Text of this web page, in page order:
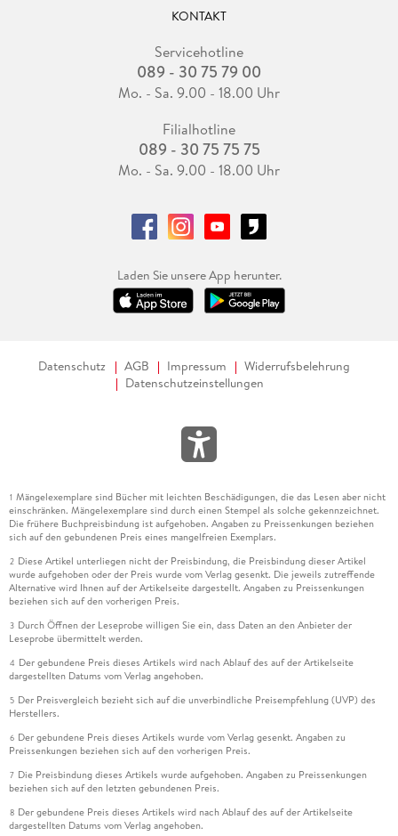
KONTAKT
Servicehotline
089 - 30 75 79 00
Mo. - Sa. 9.00 - 18.00 Uhr
Filialhotline
089 - 30 75 75 75
Mo. - Sa. 9.00 - 18.00 Uhr
Laden Sie unsere App herunter.
Datenschutz AGB Impressum
Widerrufsbelehrung
Datenschutzeinstellungen
1 Mängelexemplare sind Bücher mit leichten Beschädigungen, die das Lesen aber nicht
einschränken. Mängelexemplare sind durch einen Stempel als solche gekennzeichnet.
Die frühere Buchpreisbindung ist aufgehoben. Angaben zu Preissenkungen beziehen
sich auf den gebundenen Preis eines mangelfreien Exemplars.
2 Diese Artikel unterliegen nicht der Preisbindung, die Preisbindung dieser Artikel
wurde aufgehoben oder der Preis wurde vom Verlag gesenkt. Die jeweils zutreffende
Alternative wird Ihnen auf der Artikelseite dargestellt. Angaben zu Preissenkungen
beziehen sich auf den vorherigen Preis.
3 Durch Öffnen der Leseprobe willigen Sie ein, dass Daten an den Anbieter der
Leseprobe übermittelt werden.
4 Der gebundene Preis dieses Artikels wird nach Ablauf des auf der Artikelseite
dargestellten Datums vom Verlag angehoben.
5 Der Preisvergleich bezieht sich auf die unverbindliche Preisempfehlung (UVP) des
Herstellers.
6 Der gebundene Preis dieses Artikels wurde vom Verlag gesenkt. Angaben zu
Preissenkungen beziehen sich auf den vorherigen Preis.
7 Die Preisbindung dieses Artikels wurde aufgehoben. Angaben zu Preissenkungen
beziehen sich auf den letzten gebundenen Preis.
8 Der gebundene Preis dieses Artikels wird nach Ablauf des auf der Artikelseite
dargestellten Datums vom Verlag angehoben.